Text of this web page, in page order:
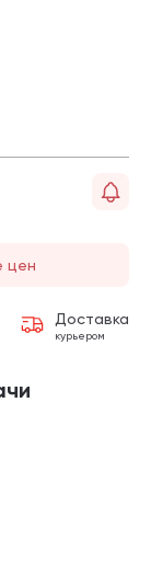
цен
Доставка
курьером